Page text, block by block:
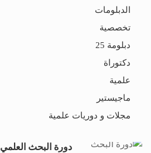
الدبلومات
تخصصية
دبلومة 25
دكتوراة
علمية
ماجيستير
مجلات و دوريات علمية
دورة البحث العلمي